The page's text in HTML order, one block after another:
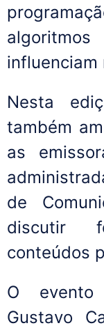
influenciam
Nesta
também
as
de
discutir
conteúdos
O evento
Gustavo